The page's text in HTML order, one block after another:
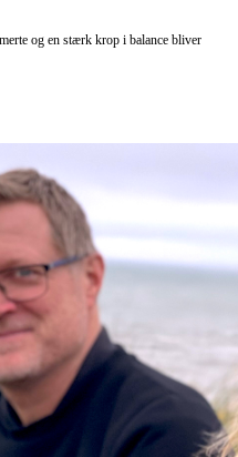
og en stærk krop i balance bliver